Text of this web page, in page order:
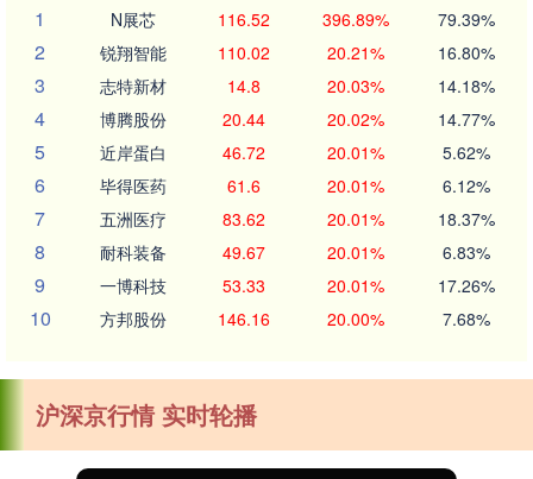
1
N展芯 116.52 396.89% 79.39%
2 锐翔智能 110.02 20.21% 16.80%
3 志特新材 14.8 20.03% 14.18%
4 博腾股份 20.44 20.02% 14.77%
5 近岸蛋白 46.72 20.01% 5.62%
6 毕得医药 61.6 20.01% 6.12%
7 五洲医疗 83.62 20.01% 18.37%
8 耐科装备 49.67 20.01% 6.83%
9 一博科技 53.33 20.01% 17.26%
10 方邦股份 146.16 20.00% 7.68%
沪深京行情 实时轮播